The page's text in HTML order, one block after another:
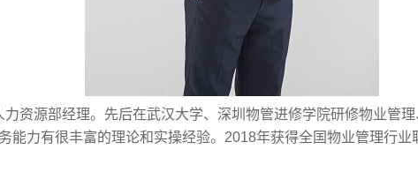
资源部经理。先后在武汉大学、深圳物管进修学院研修物业管
力有很丰富的理论和实操经验。2018年获得全国物业管理行业